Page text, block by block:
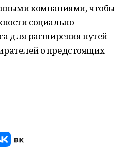
компаниями, чтобы
социально
для расширения путей
о предстоящих